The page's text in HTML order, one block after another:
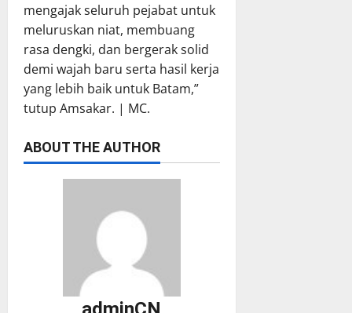
mengajak seluruh pejabat untuk
meluruskan niat, membuang
rasa dengki, dan bergerak solid
demi wajah baru serta hasil kerja
yang lebih baik untuk Batam,”
tutup Amsakar. | MC.
ABOUT THE AUTHOR